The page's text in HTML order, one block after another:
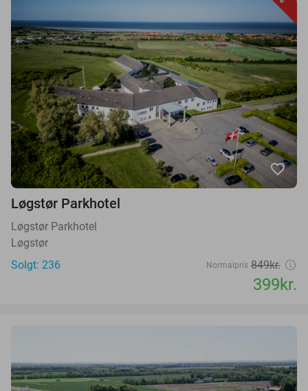
favorite_border
Løgstør Parkhotel
Løgstør Parkhotel
Løgstør
Solgt: 236
Normalpris 849kr.
399kr.